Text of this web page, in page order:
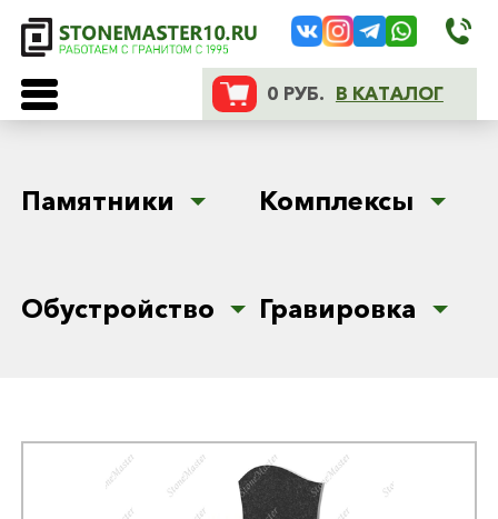
0 РУБ. В КАТАЛОГ
Памятники Комплексы
Обустройство Гравировка